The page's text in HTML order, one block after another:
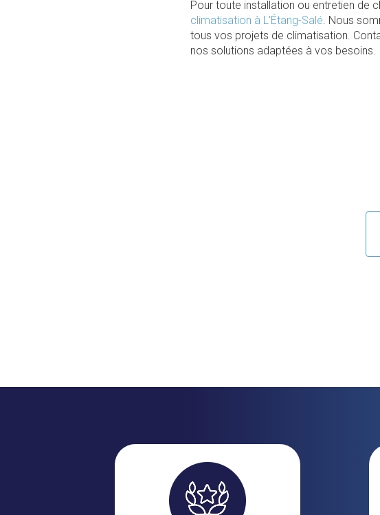
Pour toute installation ou entretien de
climatisation à L'Étang-Salé. Nous
tous vos projets de climatisation.
nos solutions adaptées à vos besoins.